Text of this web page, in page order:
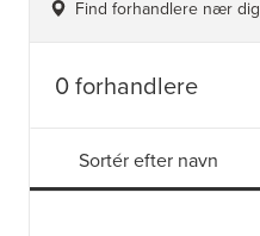
Find forhandlere nær dig
0 forhandlere
Sortér efter navn